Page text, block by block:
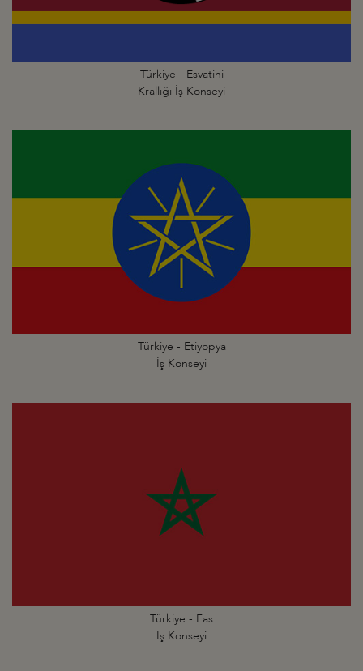
Türkiye - Esvatini
Krallığı İş Konseyi
Türkiye - Etiyopya
İş Konseyi
Türkiye - Fas
İş Konseyi